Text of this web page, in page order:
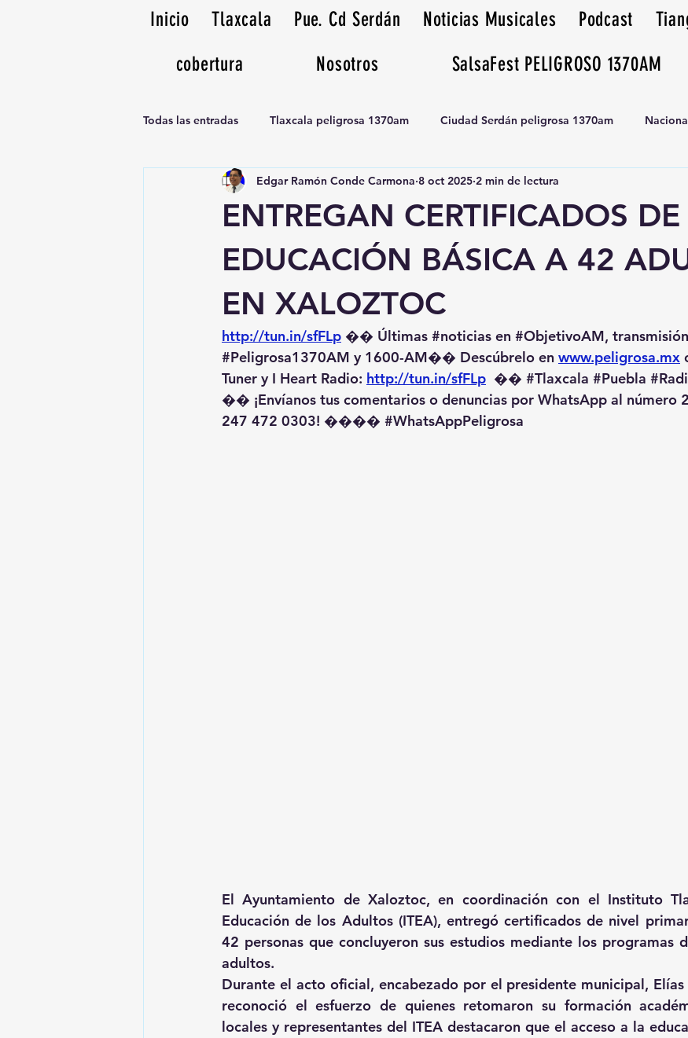
Inicio Tlaxcala Pue. Cd Serdán Noticias Musicales Podcast
cobertura
Nosotros SalsaFest PELIGROSO 1370AM
Todas las entradas Tlaxcala peligrosa 1370am Ciudad Serdán peligrosa 1370am
Noticias Musicales radio 1370am Tianguis peligrosa 1370am huamantla
ENTREGAN CERTIFICADOS DE
EDUCACIÓN BÁSICA A 42
EN XALOZTOC
Edgar Ramón Conde Carmona 8 oct 2025 2 min de lectura
http://tun.in/sfFLp �� Últimas #noticias en #ObjetivoAM,
#Peligrosa1370AM y 1600-AM��️ Descúbrelo en www.peligrosa.mx
Tuner y I Heart Radio: http://tun.in/sfFLp �� #Tlaxcala #Puebla
�� ¡Envíanos tus comentarios o denuncias por WhatsApp al número
247 472 0303! ��️�� #WhatsAppPeligrosa
El Ayuntamiento de Xaloztoc, en coordinación con el Instituto
Educación de los Adultos (ITEA), entregó certificados de nivel
42 personas que concluyeron sus estudios mediante los programas
adultos.
Durante el acto oficial, encabezado por el presidente municipal, Elías
reconoció el esfuerzo de quienes retomaron su formación
locales y representantes del ITEA destacaron que el acceso a la